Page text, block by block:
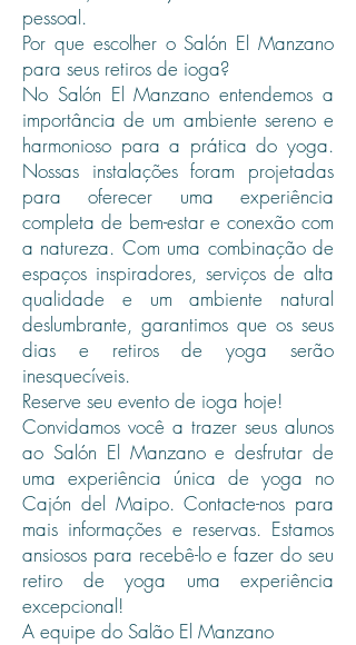
pessoal.
Por que escolher o Salón El Manzano
para seus retiros de ioga?
No Salón El Manzano entendemos a
importância de um ambiente sereno e
harmonioso para a prática do yoga.
Nossas instalações foram projetadas
para oferecer uma experiência
completa de bem-estar e conexão com
a natureza. Com uma combinação de
espaços inspiradores, serviços de alta
qualidade e um ambiente natural
deslumbrante, garantimos que os seus
dias e retiros de yoga serão
inesquecíveis.
Reserve seu evento de ioga hoje!
Convidamos você a trazer seus alunos
ao Salón El Manzano e desfrutar de
uma experiência única de yoga no
Cajón del Maipo. Contacte-nos para
mais informações e reservas. Estamos
ansiosos para recebê-lo e fazer do seu
retiro de yoga uma experiência
excepcional!
A equipe do Salão El Manzano